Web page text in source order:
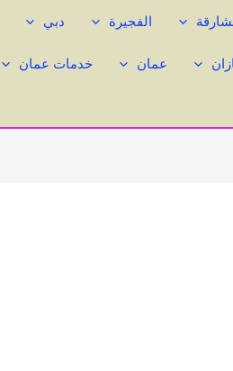
الفجيرة دبي
عمان خدمات عمان